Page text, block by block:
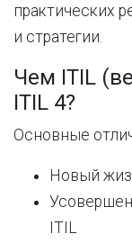
практических
и стратегии.
Чем ITIL
ITIL 4?
Основные
Новый
ITIL